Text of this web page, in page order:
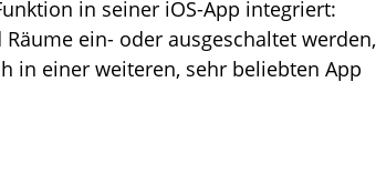
in seiner iOS-App integriert:
ein- oder ausgeschaltet werden,
in einer weiteren, sehr beliebten App